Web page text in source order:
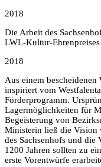
2018
Die Arbeit des
LWL-Kultur-
2018
Aus einem bescheidenen
inspiriert vom
Förderprogramm.
Lagermöglichkeiten für
Begeisterung von
Ministerin ließ die Vision
des Sachsenhofs und die
1200 Jahren sollten zu
erste Vorentwürfe